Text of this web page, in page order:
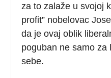
za to zalaže u svojoj
profit” nobelovac
da je ovaj oblik
poguban ne samo za
sebe.